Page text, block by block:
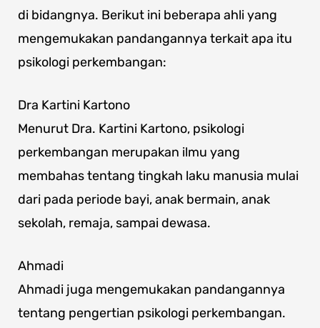
di bidangnya. Berikut ini beberapa ahli yang
mengemukakan pandangannya terkait apa itu
psikologi perkembangan:
Dra Kartini Kartono
Menurut Dra. Kartini Kartono, psikologi
perkembangan merupakan ilmu yang
membahas tentang tingkah laku manusia mulai
dari pada periode bayi, anak bermain, anak
sekolah, remaja, sampai dewasa.
Ahmadi
Ahmadi juga mengemukakan pandangannya
tentang pengertian psikologi perkembangan.